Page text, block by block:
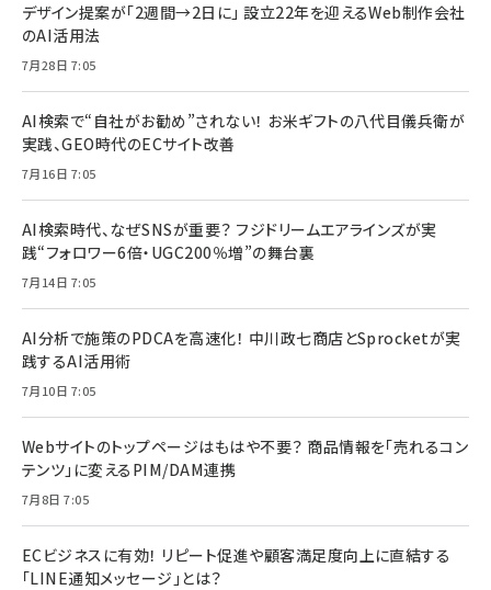
デザイン提案が「2週間→2日に」 設立22年を迎えるWeb制作会社
のAI活用法
7月28日 7:05
AI検索で“自社がお勧め”されない！ お米ギフトの八代目儀兵衛が
実践、GEO時代のECサイト改善
7月16日 7:05
AI検索時代、なぜSNSが重要？ フジドリームエアラインズが実
践“フォロワー6倍・UGC200％増”の舞台裏
7月14日 7:05
AI分析で施策のPDCAを高速化！ 中川政七商店とSprocketが実
践するAI活用術
7月10日 7:05
Webサイトのトップページはもはや不要？ 商品情報を「売れるコン
テンツ」に変えるPIM/DAM連携
7月8日 7:05
ECビジネスに有効！ リピート促進や顧客満足度向上に直結する
「LINE通知メッセージ」とは？